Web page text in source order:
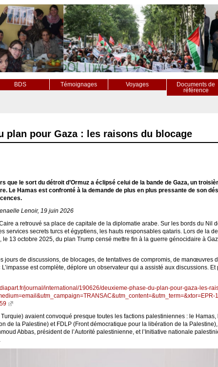
BDS Témoignages Voyages
Documents de
référence
plan pour Gaza : les raisons du blocage
que le sort du détroit d’Ormuz a éclipsé celui de la bande de Gaza, un
Le Hamas est confronté à la demande de plus en plus pressante de son
Lenoir, 19 juin 2026
a retrouvé sa place de capitale de la diplomatie arabe. Sur les bords du Nil
services secrets turcs et égyptiens, les hauts responsables qataris. Lors de la
13 octobre 2025, du plan Trump censé mettre fin à la guerre génocidaire à
jours de discussions, de blocages, de tentatives de compromis, de manœuvres
est complète, déplore un observateur qui a assisté aux discussions.
journal/international/190626/deuxieme-phase-du-plan-pour-gaza-les-
avaient convoqué presque toutes les factions palestiniennes : le
de la Palestine) et FDLP (Front démocratique pour la libération de la
Abbas, président de l’Autorité palestinienne, et l’Initiative nationale